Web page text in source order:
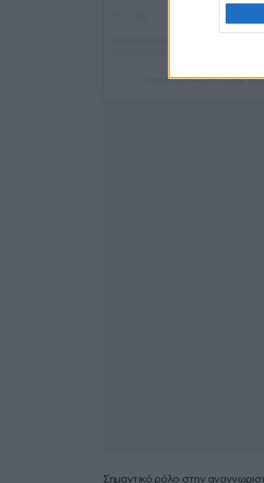
Η δημοσίευση κοινοποιήθηκε
Σημαντικό ρόλο στην